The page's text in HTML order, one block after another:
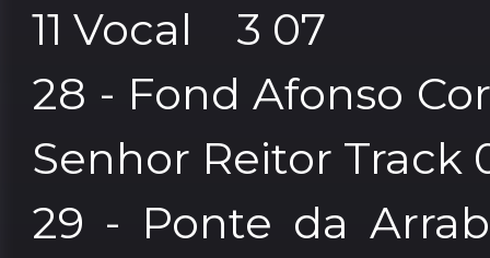
11 Vocal 3 07
28 - Fond Afonso
Senhor Reitor
29 - Ponte da